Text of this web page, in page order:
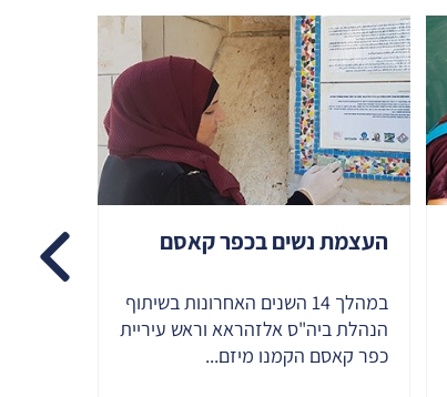
העצמת נשים בכפר קאסם
במהלך 14 השנים האחרונות בשיתוף
הנהלת ביה"ס אלזהראא וראש עיריית
כפר קאסם הקמנו מיזם...
אמץ